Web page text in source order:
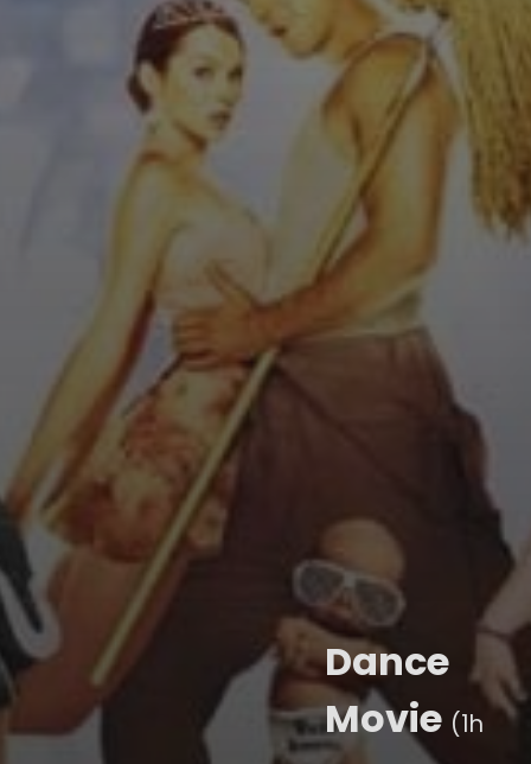
Dance
Movie (1h